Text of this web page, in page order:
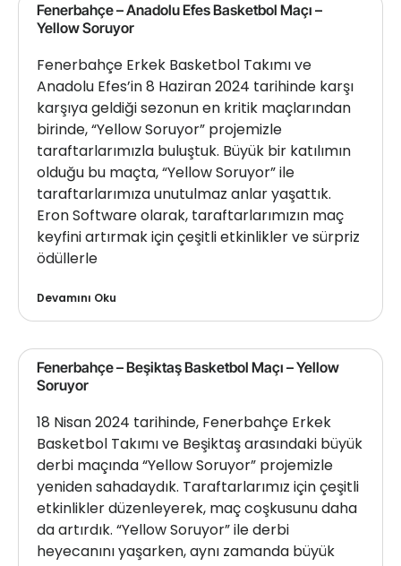
Fenerbahçe – Anadolu Efes Basketbol Maçı –
Yellow Soruyor
Fenerbahçe Erkek Basketbol Takımı ve
Anadolu Efes’in 8 Haziran 2024 tarihinde karşı
karşıya geldiği sezonun en kritik maçlarından
birinde, “Yellow Soruyor” projemizle
taraftarlarımızla buluştuk. Büyük bir katılımın
olduğu bu maçta, “Yellow Soruyor” ile
taraftarlarımıza unutulmaz anlar yaşattık.
Eron Software olarak, taraftarlarımızın maç
keyfini artırmak için çeşitli etkinlikler ve sürpriz
ödüllerle
Devamını Oku
Fenerbahçe – Beşiktaş Basketbol Maçı – Yellow
Soruyor
18 Nisan 2024 tarihinde, Fenerbahçe Erkek
Basketbol Takımı ve Beşiktaş arasındaki büyük
derbi maçında “Yellow Soruyor” projemizle
yeniden sahadaydık. Taraftarlarımız için çeşitli
etkinlikler düzenleyerek, maç coşkusunu daha
da artırdık. “Yellow Soruyor” ile derbi
heyecanını yaşarken, aynı zamanda büyük